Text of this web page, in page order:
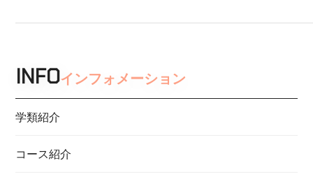
INFOインフォメーション
学類紹介
コース紹介